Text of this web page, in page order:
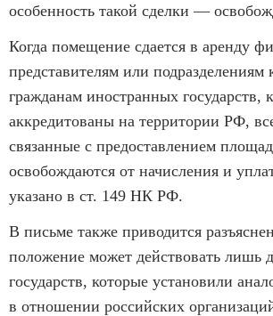
особенность такой сделки —
Когда помещение сдается в аренду
представителям или подразделениям
гражданам иностранных государств,
аккредитованы на территории РФ,
связанные с предоставлением
освобождаются от начисления и
указано в ст. 149 НК РФ.
В письме также приводится
положение может действовать лишь
государств, которые установили
в отношении российских